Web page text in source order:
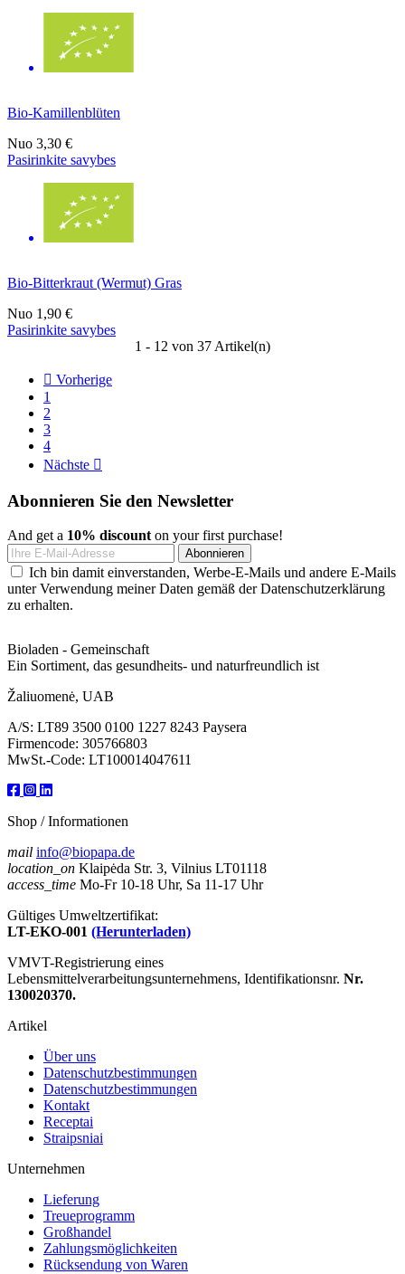
Bio-Kamillenblüten
Nuo 3,30 €
Pasirinkite savybes
Bio-Bitterkraut (Wermut) Gras
Nuo 1,90 €
Pasirinkite savybes
1 - 12 von 37 Artikel(n)
 Vorherige
1
2
3
4
Nächste 
Abonnieren Sie den Newsletter
And get a 10% discount on your first purchase!
Ich bin damit einverstanden, Werbe-E-Mails und andere E-Mails
unter Verwendung meiner Daten gemäß der Datenschutzerklärung
zu erhalten.
Bioladen - Gemeinschaft
Ein Sortiment, das gesundheits- und naturfreundlich ist
Žaliuomenė, UAB
A/S: LT89 3500 0100 1227 8243 Paysera
Firmencode: 305766803
MwSt.-Code: LT100014047611
Shop / Informationen
mail info@biopapa.de
location_on Klaipėda Str. 3, Vilnius LT01118
access_time Mo-Fr 10-18 Uhr, Sa 11-17 Uhr
Gültiges Umweltzertifikat:
LT-EKO-001 (Herunterladen)
VMVT-Registrierung eines
Lebensmittelverarbeitungsunternehmens, Identifikationsnr. Nr.
130020370.
Artikel
Über uns
Datenschutzbestimmungen
Datenschutzbestimmungen
Kontakt
Receptai
Straipsniai
Unternehmen
Lieferung
Treueprogramm
Großhandel
Zahlungsmöglichkeiten
Rücksendung von Waren